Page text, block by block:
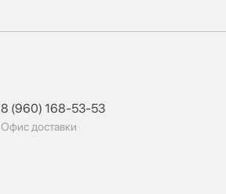
8 (960) 168-53-53
Офис доставки